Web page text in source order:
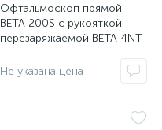
Офтальмоскоп прямой
BETA 200S с рукояткой
перезаряжаемой BETA 4NT
Heine
Не указана цена